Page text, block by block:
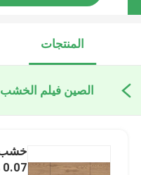
المنتجات
الصين فيلم الخشب